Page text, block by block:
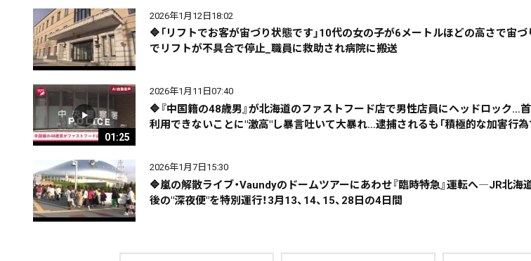
2026年1月12日18:02
🔷「リフトでお客が宙づり状態です」10代の女の子が6メートルほどの高さで宙
でリフトが不具合で停止_職員に救助され病院に搬送
01:25
2026年1月11日07:40
🔷『中国籍の48歳男』が北海道のファストフード店で男性店員にヘッドロック…
利用できないことに"激高"し暴言吐いて大暴れ…逮捕されるも「積極的な加害行為
2026年1月7日15:30
🔷嵐の解散ライブ・Vaundyのドームツアーにあわせ『臨時特急』運転へ―JR北
後の"深夜便"を特別運行！3月13、14、15、28日の4日間
配信日 きのう 08月06日 08月05日 08月04日 08月03日
カテゴリ 事件・事故